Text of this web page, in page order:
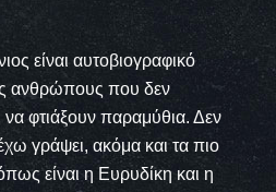
είναι αυτοβιογραφικό
ανθρώπους που δεν
φτιάξουν παραμύθια. Δεν
γράψει, ακόμα και τα πιο
είναι η Ευρυδίκη και η